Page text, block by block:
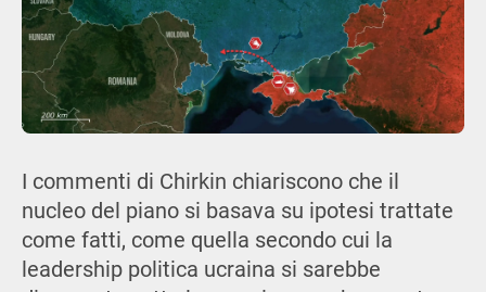
I commenti di Chirkin chiariscono che il
nucleo del piano si basava su ipotesi trattate
come fatti, come quella secondo cui la
leadership politica ucraina si sarebbe